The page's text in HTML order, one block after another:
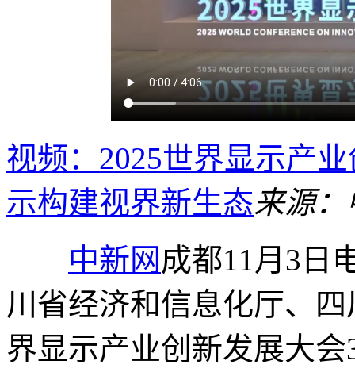
视频：2025世界显示产
示构建视界新生态来源
中新网 成都11月3日
川省经济和信息化厅、
界显示产业创新发展大